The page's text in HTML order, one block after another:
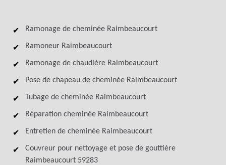
Ramonage de cheminée Raimbeaucourt
Ramoneur Raimbeaucourt
Ramonage de chaudière Raimbeaucourt
Pose de chapeau de cheminée Raimbeaucourt
Tubage de cheminée Raimbeaucourt
Réparation cheminée Raimbeaucourt
Entretien de cheminée Raimbeaucourt
Couvreur pour nettoyage et pose de gouttière
Raimbeaucourt 59283